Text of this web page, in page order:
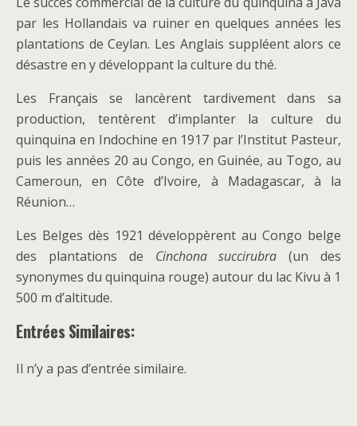
par les Hollandais va ruiner en quelques années les
plantations de Ceylan. Les Anglais suppléent alors ce
désastre en y développant la culture du thé.
Les Français se lancèrent tardivement dans sa
production, tentèrent d’implanter la culture du
quinquina en Indochine en 1917 par l’Institut Pasteur,
puis les années 20 au Congo, en Guinée, au Togo, au
Cameroun, en Côte d’Ivoire, à Madagascar, à la
Réunion…
Les Belges dès 1921 développèrent au Congo belge
des plantations de Cinchona succirubra (un des
synonymes du quinquina rouge) autour du lac Kivu à 1
500 m d’altitude.
Entrées Similaires:
Il n’y a pas d’entrée similaire.